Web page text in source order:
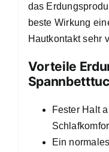
das
beste Wirkung
Hautkontakt sehr
Vorteile
Fester Halt
Ein